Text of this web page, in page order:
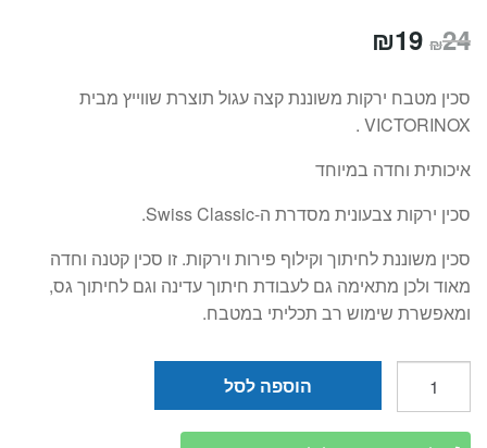
₪24 המחיר
היה:
₪19
הוא:
סכין מטבח ירקות משוננת קצה עגול תוצרת שווייץ מבית
VICTORINOX .
איכותית וחדה במיוחד
סכין ירקות צבעונית מסדרת ה-Swiss Classic.
סכין משוננת לחיתוך וקילוף פירות וירקות. זו סכין קטנה וחדה
מאוד ולכן מתאימה גם לעבודת חיתוך עדינה וגם לחיתוך גס,
ומאפשרת שימוש רב תכליתי במטבח.
סכין
הוספה לסל